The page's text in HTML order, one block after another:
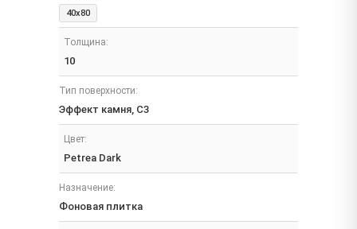
40x80
Толщина:
10
Тип поверхности:
Эффект камня, C3
Цвет:
Petrea Dark
Назначение:
Фоновая плитка